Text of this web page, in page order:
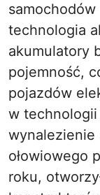
technologia
akumulatory
pojemność,
pojazdów
w
wynalezienie
ołowiowego
roku,